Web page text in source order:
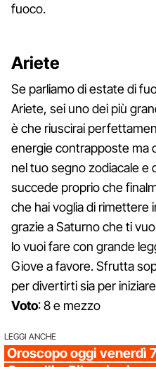
fuoco.
Ariete
Se parliamo di estate di
Ariete, sei uno dei più
è che riuscirai
energie contrapposte ma
nel tuo segno zodiacale e
succede proprio che
che hai voglia di rimettere
grazie a Saturno che ti
lo vuoi fare con grande
Giove a favore. Sfrutta
per divertirti sia per
Voto: 8 e mezzo
LEGGI ANCHE
Oroscopo oggi venerdì